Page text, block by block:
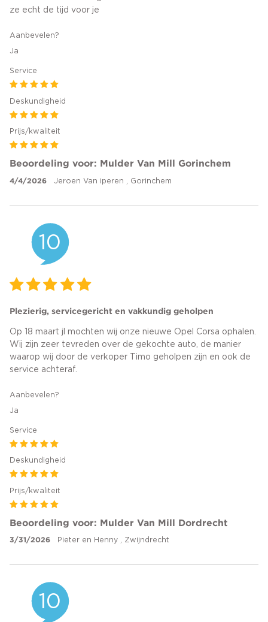
ze echt de tijd voor je
Aanbevelen?
Ja
Service
Deskundigheid
Prijs/kwaliteit
Beoordeling voor: Mulder Van Mill Gorinchem
4/4/2026 Jeroen Van iperen , Gorinchem
10
Plezierig, servicegericht en vakkundig geholpen
Op 18 maart jl mochten wij onze nieuwe Opel Corsa ophalen.
Wij zijn zeer tevreden over de gekochte auto, de manier
waarop wij door de verkoper Timo geholpen zijn en ook de
service achteraf.
Aanbevelen?
Ja
Service
Deskundigheid
Prijs/kwaliteit
Beoordeling voor: Mulder Van Mill Dordrecht
3/31/2026 Pieter en Henny , Zwijndrecht
10